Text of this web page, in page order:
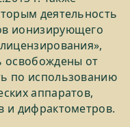
деятельность
ионизирующего
освобождены от
по использованию
аппаратов,
и дифрактометров.